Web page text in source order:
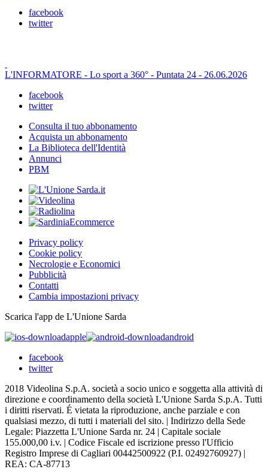
facebook
twitter
L'INFORMATORE - Lo sport a 360° - Puntata 24 - 26.06.2026
facebook
twitter
Consulta il tuo abbonamento
Acquista un abbonamento
La Biblioteca dell'Identità
Annunci
PBM
Privacy policy
Cookie policy
Necrologie e Economici
Pubblicità
Contatti
Cambia impostazioni privacy
Scarica l'app de L'Unione Sarda
apple
android
facebook
twitter
2018 Videolina S.p.A. società a socio unico e soggetta alla attività di
direzione e coordinamento della società L'Unione Sarda S.p.A. Tutti
i diritti riservati. É vietata la riproduzione, anche parziale e con
qualsiasi mezzo, di tutti i materiali del sito. | Indirizzo della Sede
Legale: Piazzetta L'Unione Sarda nr. 24 | Capitale sociale
155.000,00 i.v. | Codice Fiscale ed iscrizione presso l'Ufficio
Registro Imprese di Cagliari 00442500922 (P.I. 02492760927) |
REA: CA-87713